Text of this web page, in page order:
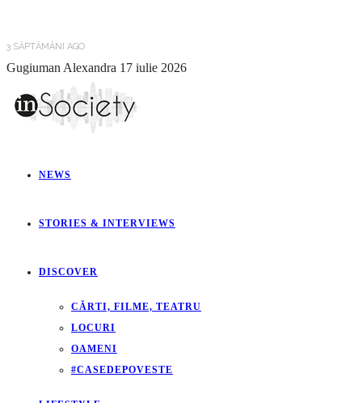
3 SĂPTĂMÂNI AGO
Gugiuman Alexandra 17 iulie 2026
NEWS
STORIES & INTERVIEWS
DISCOVER
CĂRTI, FILME, TEATRU
LOCURI
OAMENI
#CASEDEPOVESTE